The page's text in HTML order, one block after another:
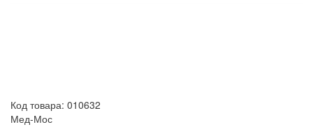
Код товара: 010632
Мед-Мос